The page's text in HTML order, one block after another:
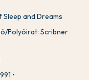
and Dreams
Folyóirat: Scribner